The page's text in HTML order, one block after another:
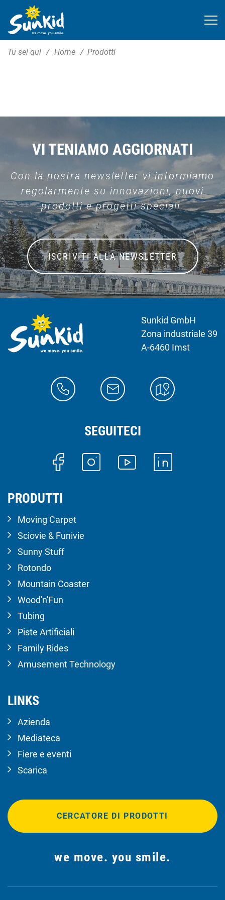
Tu sei qui Home Prodotti
VI TENIAMO AGGIORNATI
Con la nostra newsletter vi informiamo
regolarmente su innovazioni, nuovi
prodotti e progetti speciali.
ISCRIVITI ALLA NEWSLETTER
Sunkid GmbH
Zona industriale 39
A-6460 Imst
SEGUITECI
PRODUTTI
Moving Carpet
Sciovie & Funivie
Sunny Stuff
Rotondo
Mountain Coaster
Wood'n'Fun
Tubing
Piste Artificiali
Family Rides
Amusement Technology
LINKS
Azienda
Mediateca
Fiere e eventi
Scarica
CERCATORE DI PRODOTTI
we move. you smile.